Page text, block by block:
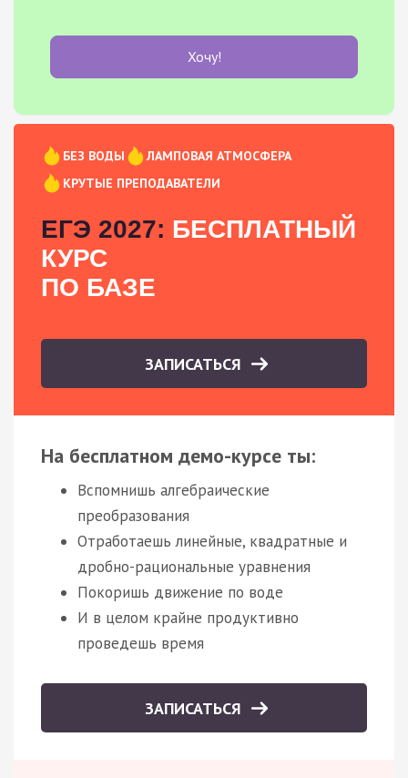
Хочу!
БЕЗ ВОДЫ
ЛАМПОВАЯ АТМОСФЕРА
КРУТЫЕ ПРЕПОДАВАТЕЛИ
ЕГЭ 2027: БЕСПЛАТНЫЙ
КУРС
ПО БАЗЕ
ЗАПИСАТЬСЯ
На бесплатном демо-курсе ты:
Вспомнишь алгебраические
преобразования
Отработаешь линейные, квадратные и
дробно-рациональные уравнения
Покоришь движение по воде
И в целом крайне продуктивно
проведешь время
ЗАПИСАТЬСЯ